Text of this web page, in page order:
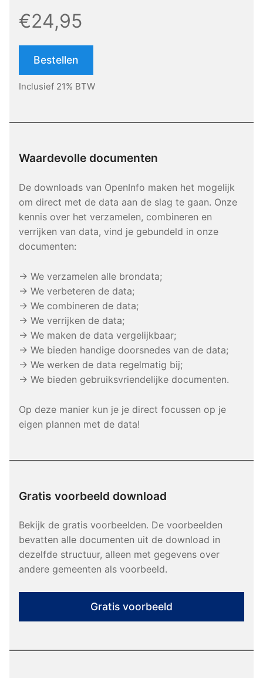
€24,95
Bestellen
Inclusief 21% BTW
Waardevolle documenten
De downloads van OpenInfo maken het mogelijk
om direct met de data aan de slag te gaan. Onze
kennis over het verzamelen, combineren en
verrijken van data, vind je gebundeld in onze
documenten:
→ We verzamelen alle brondata;
→ We verbeteren de data;
→ We combineren de data;
→ We verrijken de data;
→ We maken de data vergelijkbaar;
→ We bieden handige doorsnedes van de data;
→ We werken de data regelmatig bij;
→ We bieden gebruiksvriendelijke documenten.
Op deze manier kun je je direct focussen op je
eigen plannen met de data!
Gratis voorbeeld download
Bekijk de gratis voorbeelden. De voorbeelden
bevatten alle documenten uit de download in
dezelfde structuur, alleen met gegevens over
andere gemeenten als voorbeeld.
Gratis voorbeeld